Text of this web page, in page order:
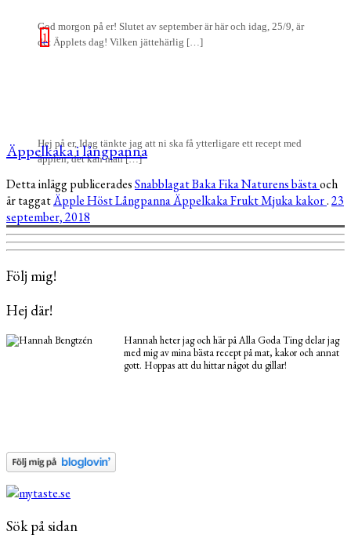
God morgon på er! Slutet av september är här och idag, 25/9, är
det Äpplets dag! Vilken jättehärlig […]
1
Hej på er, Idag tänkte jag att ni ska få ytterligare ett recept med
äpplen, det kan man […]
Äppelkaka i långpanna
Detta inlägg publiceradesSnabblagatBakaFikaNaturens bästaoch
är taggatÄppleHöstLångpannaÄppelkakaFruktMjuka kakor.23
september, 2018
Följ mig!
Hej där!
Hannah heter jag och här på Alla Goda Ting delar jag
med mig av mina bästa recept på mat, kakor och annat
gott. Hoppas att du hittar något du gillar!
Sök på sidan